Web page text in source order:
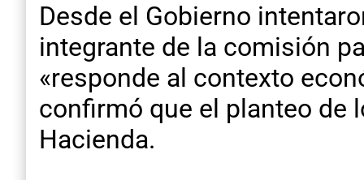
Desde el Gobierno
integrante de la comisión
«responde al contexto
confirmó que el planteo de
Hacienda.